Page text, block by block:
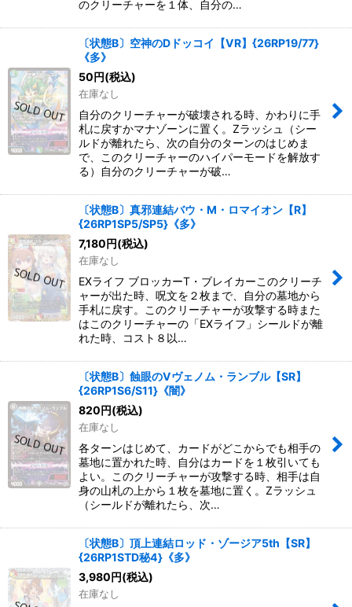
のクリーチャーを１体、自分の…
〔状態B〕空神のDドッコイ【VR】{26RP19/77}
《多》
50円(税込)
在庫なし
自分のクリーチャーが破壊される時、かわりに手
札に戻すかマナゾーンに置く。Zラッシュ（シー
ルドが離れたら、次の自分のターンのはじめま
で、このクリーチャーのハイパーモードを解放す
る）自分のクリーチャーが破…
〔状態B〕真邪連結バウ・M・ロマイオン【R】
{26RP1SP5/SP5}《多》
7,180円(税込)
在庫なし
EXライフ ブロッカーT・ブレイカーこのクリーチ
ャーが出た時、呪文を２枚まで、自分の墓地から
手札に戻す。このクリーチャーが攻撃する時また
はこのクリーチャーの「EXライフ」シールドが離
れた時、コスト８以…
〔状態B〕蝕眼のVヴェノム・ランブル【SR】
{26RP1S6/S11}《闇》
820円(税込)
在庫なし
各ターンはじめて、カードがどこからでも相手の
墓地に置かれた時、自分はカードを１枚引いても
よい。このクリーチャーが攻撃する時、相手は自
身の山札の上から１枚を墓地に置く。Zラッシュ
（シールドが離れたら、次…
〔状態B〕頂上連結ロッド・ゾージア5th【SR】
{26RP1STD秘4}《多》
3,980円(税込)
在庫なし